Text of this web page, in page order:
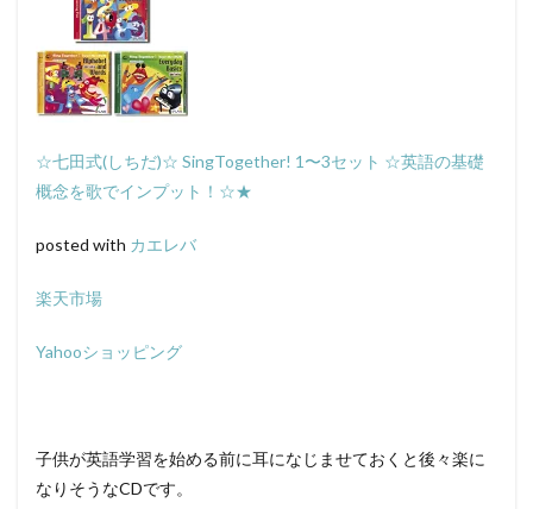
☆七田式(しちだ)☆ SingTogether! 1〜3セット ☆英語の基礎
概念を歌でインプット！☆★
posted with カエレバ
楽天市場
Yahooショッピング
子供が英語学習を始める前に耳になじませておくと後々楽に
なりそうなCDです。